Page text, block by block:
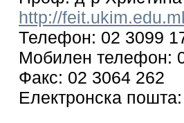
http://
Телефон: 02 3099
Мобилен телефон:
Факс: 02 3064 262
Електронска